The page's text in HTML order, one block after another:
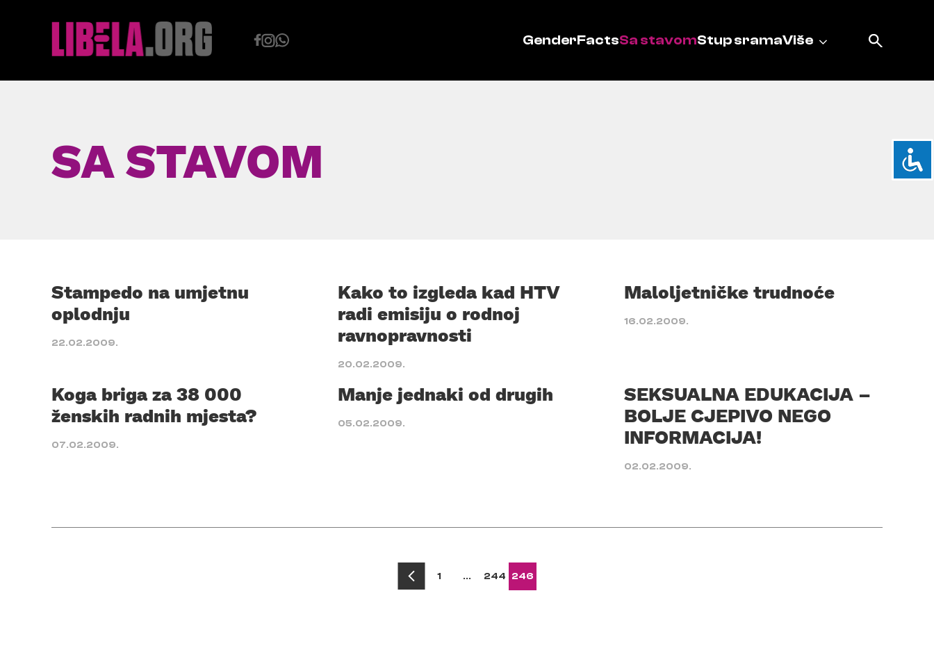
GenderFactsSa stavomStup sramaViše
SA STAVOM
Stampedo na umjetnu
oplodnju
22.02.2009.
Kako to izgleda kad HTV
radi emisiju o rodnoj
ravnopravnosti
20.02.2009.
Maloljetničke trudnoće
16.02.2009.
Koga briga za 38 000
ženskih radnih mjesta?
07.02.2009.
Manje jednaki od drugih
05.02.2009.
SEKSUALNA EDUKACIJA –
BOLJE CJEPIVO NEGO
INFORMACIJA!
02.02.2009.
1 … 244 246